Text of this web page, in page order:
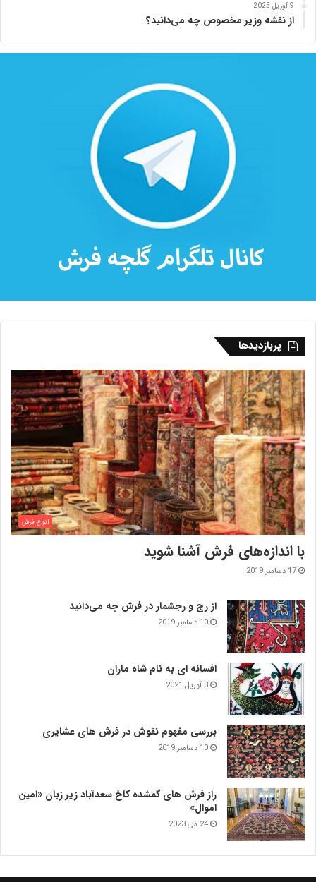
9 آوریل 2025
از نقشه وزیر مخصوص چه می‌دانید؟
پربازدیدها
انواع فرش
با اندازه‌‌های فرش آشنا شوید
17 دسامبر 2019
از رج و رجشمار در فرش چه می‌دانید
10 دسامبر 2019
افسانه ای به نام شاه ماران
3 آوریل 2021
بررسی مفهوم نقوش در فرش‌ های عشایری
10 دسامبر 2019
راز فرش های گمشده کاخ سعدآباد زیر زبان «امین
اموال»
24 می 2023